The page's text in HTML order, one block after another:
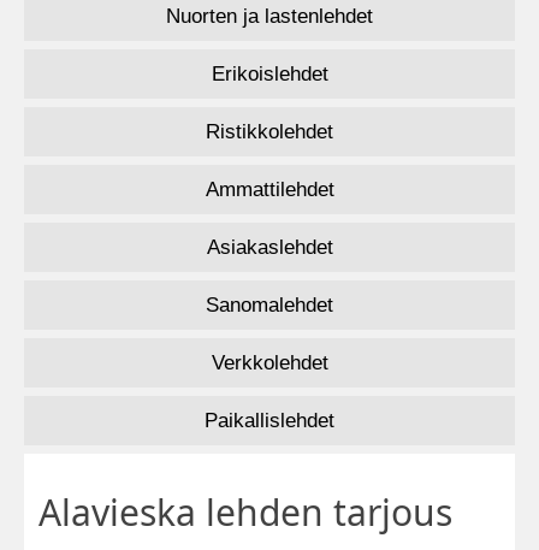
Nuorten ja lastenlehdet
Erikoislehdet
Ristikkolehdet
Ammattilehdet
Asiakaslehdet
Sanomalehdet
Verkkolehdet
Paikallislehdet
Alavieska lehden tarjous